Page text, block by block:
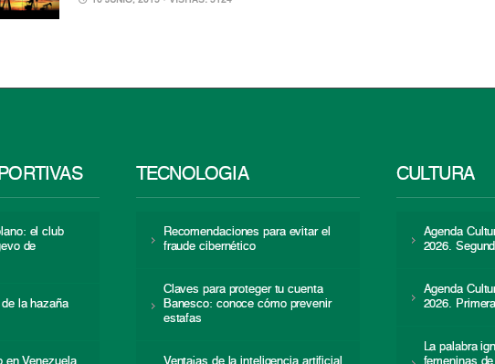
el club
de
la hazaña
en Venezuela
TECNOLOGÍA
Recomendaciones para evitar el
fraude cibernético
Claves para proteger tu cuenta
Banesco: conoce cómo prevenir
estafas
Ventajas de la inteligencia artificial
CULTURA
Agenda
2026.
Agenda
2026.
La palabra
femeninas